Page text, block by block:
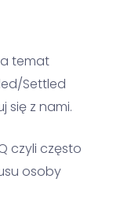
temat
Settled
się z nami.
czyli często
osoby